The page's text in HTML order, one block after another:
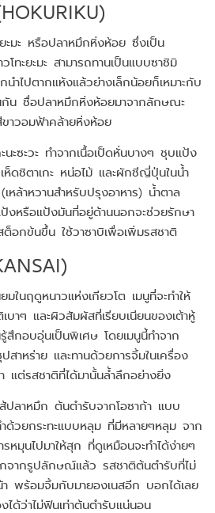
ะมะ หรือปลาหมึกหิ่งห้อย ซึ่งเป็น
ทะยะมะ สามารถทานเป็นแบบซาชิมิ
ำไปตากแห้งแล้วย่างเล็กน้อยก็เหมาะกับ
กัน ชื่อปลาหมึกหิ่งห้อยมาจากลักษณะ
าวอมฟ้าคล้ายหิ่งห้อย
นะซะวะ ทำจากเนื้อเป็ดหั่นบางๆ ชุบแป้ง
ดชิตาเกะ หน่อไม้ และผักชีญี่ปุ่นในน้ำ
ล้าหวานสำหรับปรุงอาหาร) น้ำตาล
ป้งหรือแป้งมันที่อยู่ด้านนอกจะช่วยรักษา
ต็อกข้นขึ้น ใช้วาซาบิเพื่อเพิ่มรสชาติ
ในฤดูหนาวแห่งเกียวโต เมนูที่จะทำให้
าๆ และผิวสัมผัสที่เรียบเนียนของเต้าหู้
สึกอบอุ่นเป็นพิเศษ โดยเมนูนี้ทำจาก
สาหร่าย และทานด้วยการจิ้มในเครื่อง
แต่รสชาติที่ได้มานั้นล้ำลึกอย่างยิ่ง
ปลาหมึก ต้นตำรับจากโอซาก้า แบบ
ด้วยกระทะแบบหลุม ที่มีหลายๆหลุม จาก
หมุนไปมาให้สุก ที่ดูเหมือนจะทำได้ง่ายๆ
จากรูปลักษณ์แล้ว รสชาติต้นตำรับที่ไม่
น้า พร้อมจิ้มกับมายองเนสอีก บอกได้เลย
ได้ว่าไม่ฟินเท่าต้นตำรับแน่นอน